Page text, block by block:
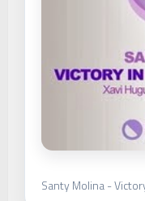
Santy Molina -